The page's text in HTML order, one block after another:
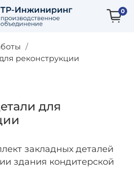
0
реконструкции
для
закладных деталей
здания кондитерской